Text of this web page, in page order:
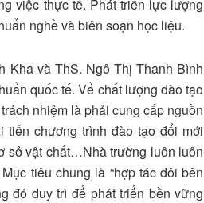
việc thực tế. Phát triển lực lượng
nghề và biên soạn học liệu.
Kha và ThS. Ngô Thị Thanh Bình
quốc tế. Vể chất lượng đào tạo
nhiệm là phải cung cấp nguồn
chương trình đào tạo đổi mới
sở vật chất…Nhà trường luôn luôn
tiêu chung là “hợp tác đôi bên
đó duy trì để phát triển bền vững